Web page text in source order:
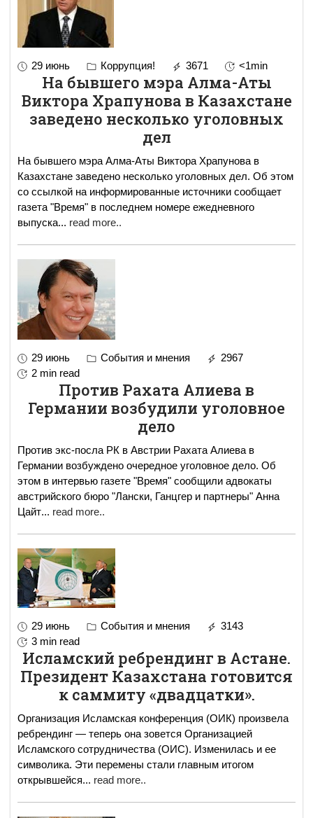
29 июнь Коррупция! 3671 <1min
На бывшего мэра Алма-Аты
Виктора Храпунова в Казахстане
заведено несколько уголовных
дел
На бывшего мэра Алма-Аты Виктора Храпунова в
Казахстане заведено несколько уголовных дел. Об этом
со ссылкой на информированные источники сообщает
газета "Время" в последнем номере ежедневного
выпуска... read more..
29 июнь События и мнения
2967
2 min read
Против Рахата Алиева в
Германии возбудили уголовное
дело
Против экс-посла РК в Австрии Рахата Алиева в
Германии возбуждено очередное уголовное дело. Об
этом в интервью газете "Время" сообщили адвокаты
австрийского бюро "Лански, Ганцгер и партнеры" Анна
Цайт... read more..
29 июнь События и мнения
3143
3 min read
Исламский ребрендинг в Астане.
Президент Казахстана готовится
к саммиту «двадцатки».
Организация Исламская конференция (ОИК) произвела
ребрендинг — теперь она зовется Организацией
Исламского сотрудничества (ОИС). Изменилась и ее
символика. Эти перемены стали главным итогом
открывшейся... read more..